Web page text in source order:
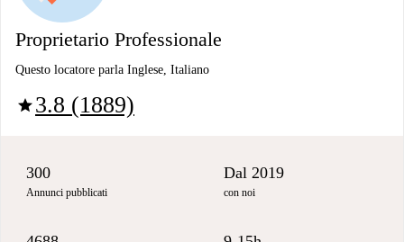
Proprietario Professionale
Questo locatore parla Inglese, Italiano
star3.8 (1889)
300
Annunci pubblicati
Dal 2019
con noi